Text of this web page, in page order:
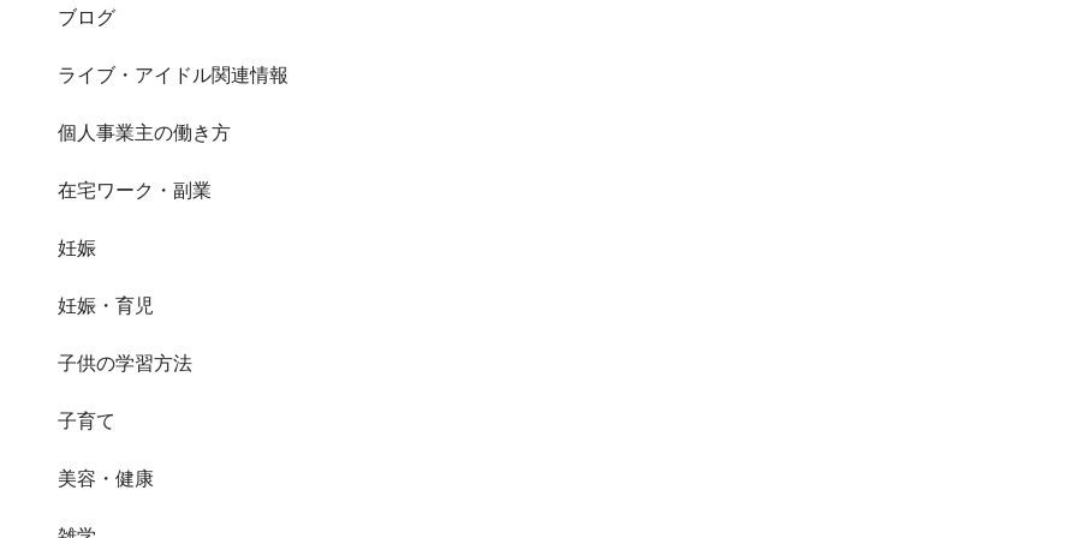
ブログ
ライブ・アイドル関連情報
個人事業主の働き方
在宅ワーク・副業
妊娠
妊娠・育児
子供の学習方法
子育て
美容・健康